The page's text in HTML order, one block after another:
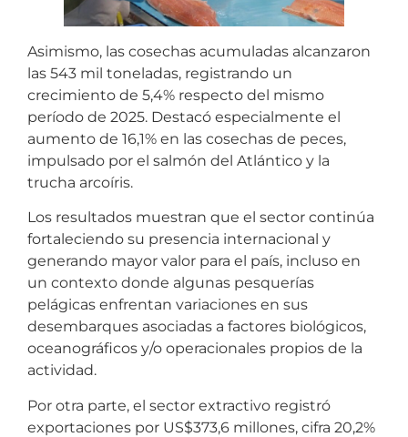
Asimismo, las cosechas acumuladas alcanzaron
las 543 mil toneladas, registrando un
crecimiento de 5,4% respecto del mismo
período de 2025. Destacó especialmente el
aumento de 16,1% en las cosechas de peces,
impulsado por el salmón del Atlántico y la
trucha arcoíris.
Los resultados muestran que el sector continúa
fortaleciendo su presencia internacional y
generando mayor valor para el país, incluso en
un contexto donde algunas pesquerías
pelágicas enfrentan variaciones en sus
desembarques asociadas a factores biológicos,
oceanográficos y/o operacionales propios de la
actividad.
Por otra parte, el sector extractivo registró
exportaciones por US$373,6 millones, cifra 20,2%